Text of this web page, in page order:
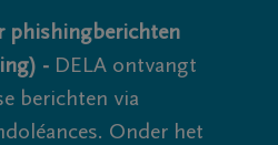
phishingberichten
- DELA ontvangt
berichten via
Onder het